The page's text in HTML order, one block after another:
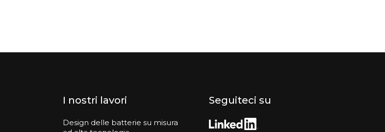
I nostri lavori
Design delle batterie su misura
Seguiteci su